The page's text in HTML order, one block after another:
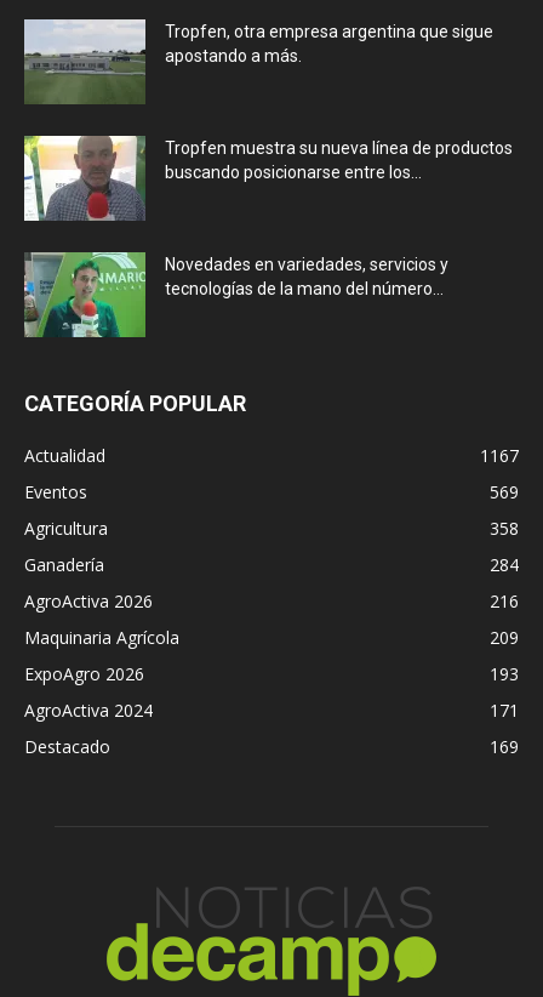
Tropfen, otra empresa argentina que sigue
apostando a más.
Tropfen muestra su nueva línea de productos
buscando posicionarse entre los...
Novedades en variedades, servicios y
tecnologías de la mano del número...
CATEGORÍA POPULAR
Actualidad
1167
Eventos
569
Agricultura
358
Ganadería
284
AgroActiva 2026
216
Maquinaria Agrícola
209
ExpoAgro 2026
193
AgroActiva 2024
171
Destacado
169